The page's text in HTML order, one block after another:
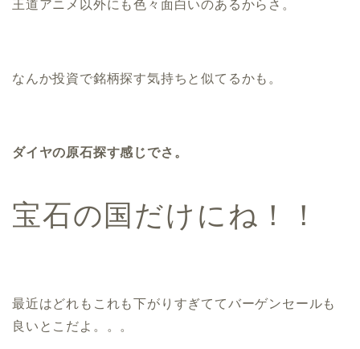
王道アニメ以外にも色々面白いのあるからさ。
なんか投資で銘柄探す気持ちと似てるかも。
ダイヤの原石探す感じでさ。
宝石の国だけにね！！
最近はどれもこれも下がりすぎててバーゲンセールも
良いとこだよ。。。